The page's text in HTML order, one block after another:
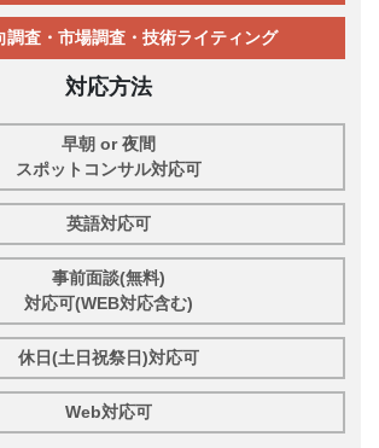
調査・市場調査・技術ライティング
対応方法
早朝 or 夜間
スポットコンサル対応可
英語対応可
事前面談(無料)
対応可(WEB対応含む)
休日(土日祝祭日)対応可
Web対応可